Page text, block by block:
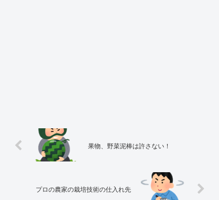
果物、野菜泥棒は許さない！
プロの農家の栽培技術の仕入れ先